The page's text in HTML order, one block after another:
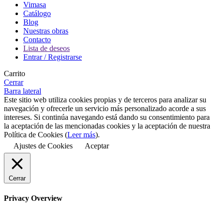
Vimasa
Catálogo
Blog
Nuestras obras
Contacto
Lista de deseos
Entrar / Registrarse
Carrito
Cerrar
Barra lateral
Este sitio web utiliza cookies propias y de terceros para analizar su
navegación y ofrecerle un servicio más personalizado acorde a sus
intereses. Si continúa navegando está dando su consentimiento para
la aceptación de las mencionadas cookies y la aceptación de nuestra
Política de Cookies (Leer más).
Ajustes de Cookies
Aceptar
Cerrar
Privacy Overview